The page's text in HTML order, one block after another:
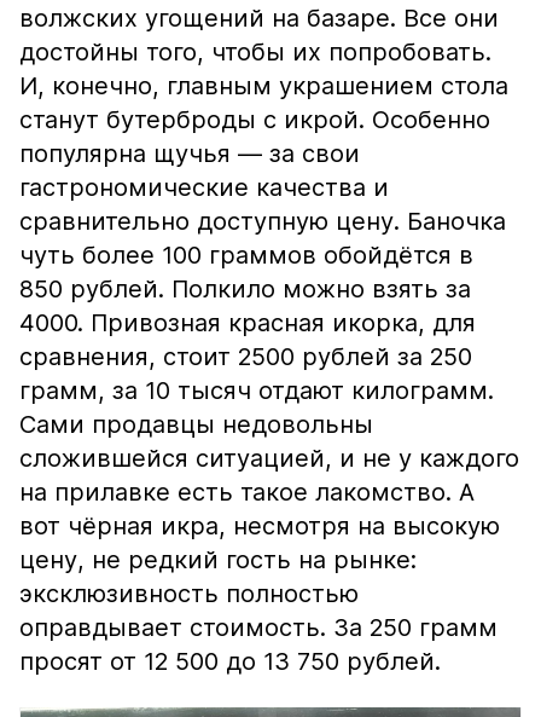
волжских угощений на базаре. Все они
достойны того, чтобы их попробовать.
И, конечно, главным украшением стола
станут бутерброды с икрой. Особенно
популярна щучья — за свои
гастрономические качества и
сравнительно доступную цену. Баночка
чуть более 100 граммов обойдётся в
850 рублей. Полкило можно взять за
4000. Привозная красная икорка, для
сравнения, стоит 2500 рублей за 250
грамм, за 10 тысяч отдают килограмм.
Сами продавцы недовольны
сложившейся ситуацией, и не у каждого
на прилавке есть такое лакомство. А
вот чёрная икра, несмотря на высокую
цену, не редкий гость на рынке:
эксклюзивность полностью
оправдывает стоимость. За 250 грамм
просят от 12 500 до 13 750 рублей.